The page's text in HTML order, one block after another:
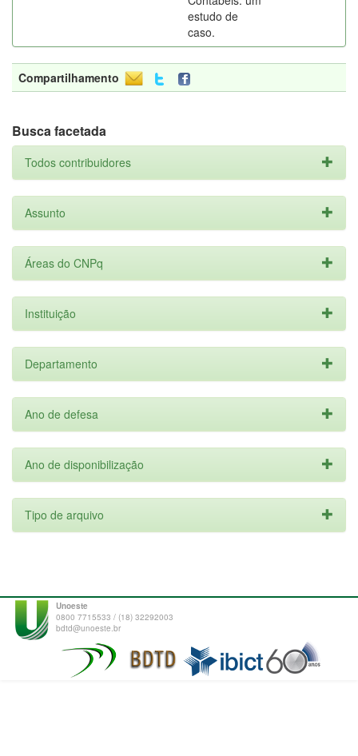
estudo de
caso.
Compartilhamento
Busca facetada
Todos contribuidores
Assunto
Áreas do CNPq
Instituição
Departamento
Ano de defesa
Ano de disponibilização
Tipo de arquivo
Unoeste
0800 7715533 / (18) 32292003
bdtd@unoeste.br